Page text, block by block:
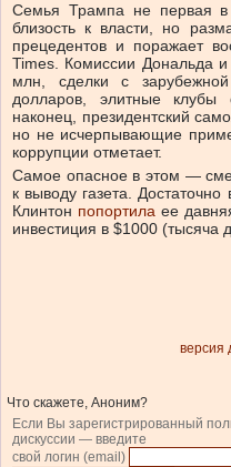
Семья Трампа не первая
близость к власти, но
прецедентов и поражает
Times. Комиссии Дональда
млн, сделки с
долларов, элитные
наконец, президентский
но не исчерпывающие
коррупции отметает.
Самое опасное в этом —
к выводу газета.
Клинтон попортилаее
инвестиция в $1000 (тысяча
версия
Что скажете, Аноним?
Если Вы зарегистрированный
дискуссии — введите
свой логин (email)